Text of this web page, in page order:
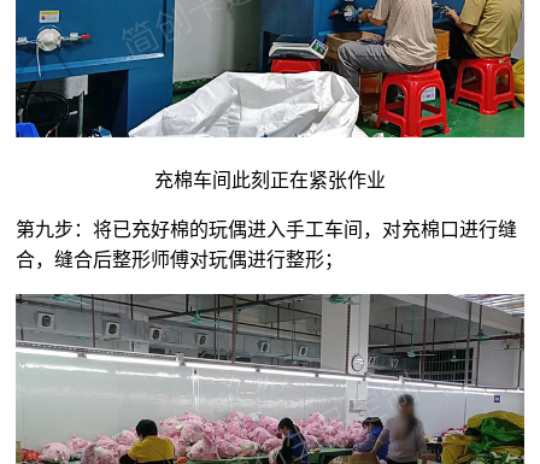
充棉车间此刻正在紧张作业
第九步：将已充好棉的玩偶进入手工车间，对充棉口进行缝
合，缝合后整形师傅对玩偶进行整形；